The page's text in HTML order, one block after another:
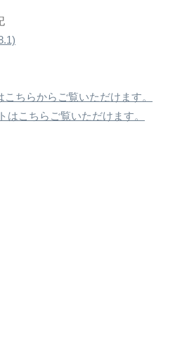
ちらからご覧いただけます。
はこちらご覧いただけます。